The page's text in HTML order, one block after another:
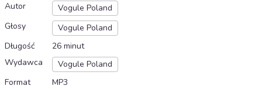
Autor
Vogule Poland
Głosy
Vogule Poland
Długość
26 minut
Wydawca
Vogule Poland
Format
MP3